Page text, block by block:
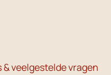
veelgestelde vragen